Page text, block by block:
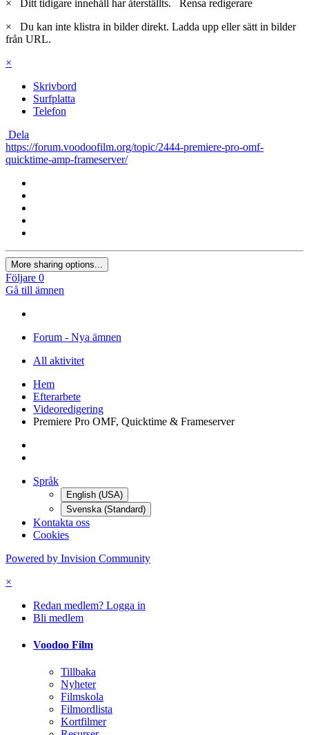
×
Ditt tidigare innehåll har återställts. Rensa redigerare
×
Du kan inte klistra in bilder direkt. Ladda upp eller sätt in bilder
från URL.
×
Skrivbord
Surfplatta
Telefon
Dela
https://forum.voodoofilm.org/topic/2444-premiere-pro-omf-
quicktime-amp-frameserver/
More sharing options...
Följare 0
Gå till ämnen
Forum - Nya ämnen
All aktivitet
Hem
Efterarbete
Videoredigering
Premiere Pro OMF, Quicktime & Frameserver
Språk
English (USA)
Svenska (Standard)
Kontakta oss
Cookies
Powered by Invision Community
×
Redan medlem? Logga in
Bli medlem
Voodoo Film
Tillbaka
Nyheter
Filmskola
Filmordlista
Kortfilmer